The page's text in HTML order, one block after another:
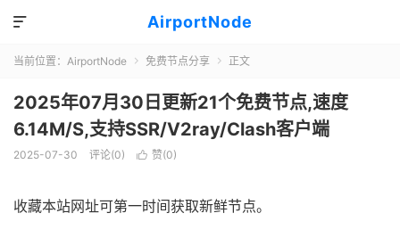
AirportNode

当前位置： AirportNode  免费节点分享  正文
2025年07月30日更新21个免费节点,速度
6.14M/S,支持SSR/V2ray/Clash客户端
2025-07-30 评论(0)  赞(0)
收藏本站网址可第一时间获取新鲜节点。